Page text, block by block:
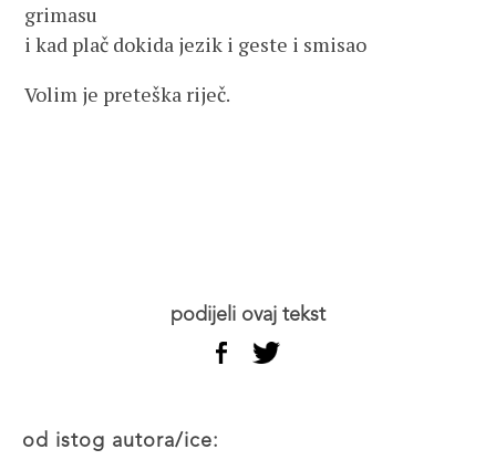
grimasu
i kad plač dokida jezik i geste i smisao
Volim je preteška riječ.
podijeli ovaj tekst
od istog autora/ice: